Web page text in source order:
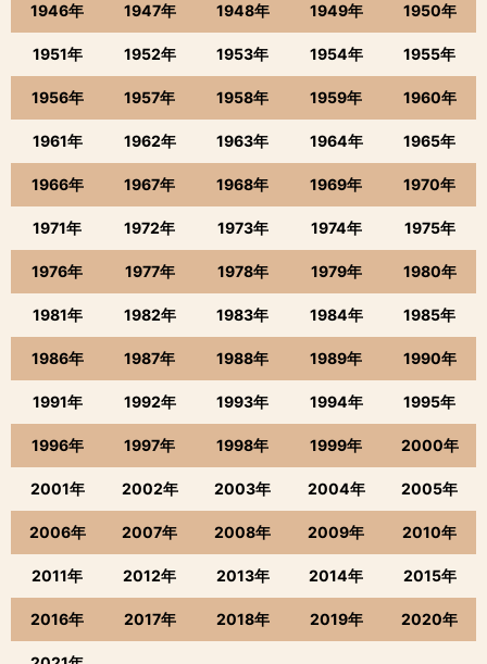
1946年 1947年 1948年 1949年 1950年
1951年 1952年 1953年 1954年 1955年
1956年 1957年 1958年 1959年 1960年
1961年 1962年 1963年 1964年 1965年
1966年 1967年 1968年 1969年 1970年
1971年 1972年 1973年 1974年 1975年
1976年 1977年 1978年 1979年 1980年
1981年 1982年 1983年 1984年 1985年
1986年 1987年 1988年 1989年 1990年
1991年 1992年 1993年 1994年 1995年
1996年 1997年 1998年 1999年 2000年
2001年 2002年 2003年 2004年 2005年
2006年 2007年 2008年 2009年 2010年
2011年 2012年 2013年 2014年 2015年
2016年 2017年 2018年 2019年 2020年